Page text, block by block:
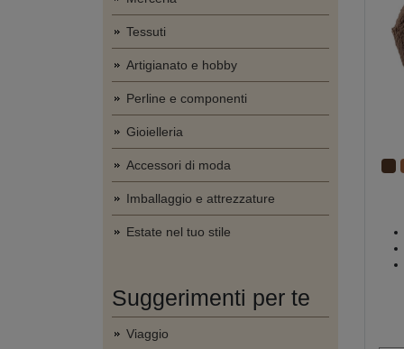
Tessuti
Artigianato e hobby
Perline e componenti
Gioielleria
Accessori di moda
Imballaggio e attrezzature
Estate nel tuo stile
Suggerimenti per te
Viaggio